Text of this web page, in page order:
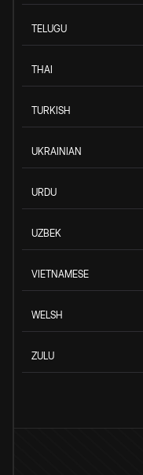
TELUGU
THAI
TURKISH
UKRAINIAN
URDU
UZBEK
VIETNAMESE
WELSH
ZULU